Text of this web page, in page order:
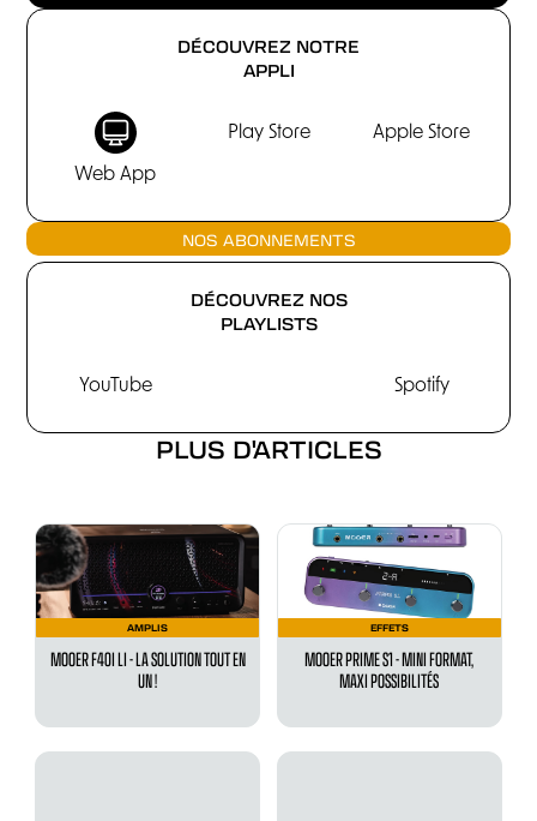
DÉCOUVREZ NOTRE
APPLI
Web App
Play Store Apple Store
NOS ABONNEMENTS
DÉCOUVREZ NOS
PLAYLISTS
YouTube Spotify
PLUS D'ARTICLES
AMPLIS
MOOER F40I LI - LA SOLUTION TOUT EN
UN !
EFFETS
MOOER PRIME S1 - MINI FORMAT,
MAXI POSSIBILITÉS